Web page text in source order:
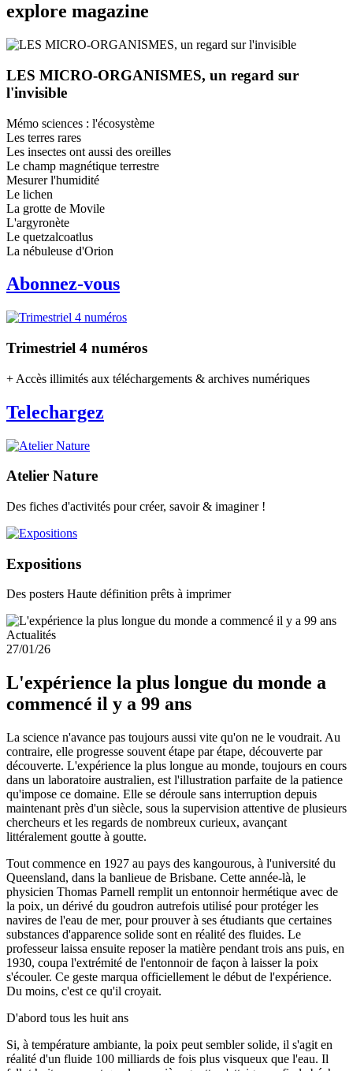
explore magazine
LES MICRO-ORGANISMES, un regard sur
l'invisible
Mémo sciences : l'écosystème
Les terres rares
Les insectes ont aussi des oreilles
Le champ magnétique terrestre
Mesurer l'humidité
Le lichen
La grotte de Movile
L'argyronète
Le quetzalcoatlus
La nébuleuse d'Orion
Abonnez-vous
Trimestriel 4 numéros
+ Accès illimités aux téléchargements & archives numériques
Telechargez
Atelier Nature
Des fiches d'activités pour créer, savoir & imaginer !
Expositions
Des posters Haute définition prêts à imprimer
Actualités
27/01/26
L'expérience la plus longue du monde a
commencé il y a 99 ans
La science n'avance pas toujours aussi vite qu'on ne le voudrait. Au
contraire, elle progresse souvent étape par étape, découverte par
découverte. L'expérience la plus longue au monde, toujours en cours
dans un laboratoire australien, est l'illustration parfaite de la patience
qu'impose ce domaine. Elle se déroule sans interruption depuis
maintenant près d'un siècle, sous la supervision attentive de plusieurs
chercheurs et les regards de nombreux curieux, avançant
littéralement goutte à goutte.
Tout commence en 1927 au pays des kangourous, à l'université du
Queensland, dans la banlieue de Brisbane. Cette année-là, le
physicien Thomas Parnell remplit un entonnoir hermétique avec de
la poix, un dérivé du goudron autrefois utilisé pour protéger les
navires de l'eau de mer, pour prouver à ses étudiants que certaines
substances d'apparence solide sont en réalité des fluides. Le
professeur laissa ensuite reposer la matière pendant trois ans puis, en
1930, coupa l'extrémité de l'entonnoir de façon à laisser la poix
s'écouler. Ce geste marqua officiellement le début de l'expérience.
Du moins, c'est ce qu'il croyait.
D'abord tous les huit ans
Si, à température ambiante, la poix peut sembler solide, il s'agit en
réalité d'un fluide 100 milliards de fois plus visqueux que l'eau. Il